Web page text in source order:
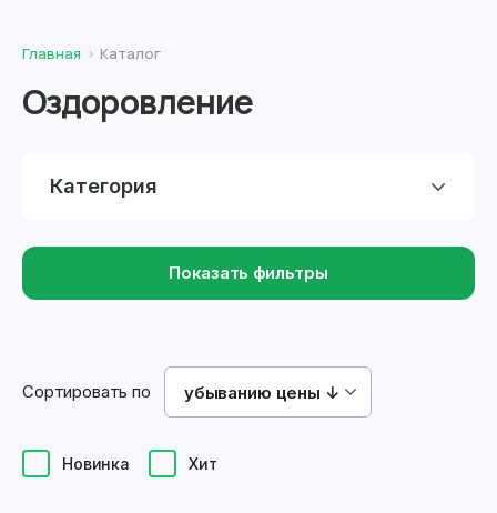
Главная Каталог
Оздоровление
Категория
Показать фильтры
Новинка Хит
Сортировать по убыванию цены ↓